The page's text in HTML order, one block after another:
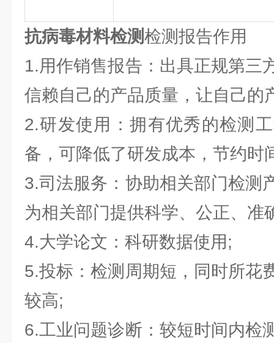
抗病毒材料检测检测报告作用
1.用作销售报告：出具正规第三
信赖自己的产品质量，让自己的
2.研发使用：拥有优秀的检测
备，可降低了研发成本，节约时
3.司法服务：协助相关部门检测
为相关部门提供科学、公正、准
4.大学论文：科研数据使用;
5.投标：检测周期短，同时所花
较高;
6.工业问题诊断：较短时间内检